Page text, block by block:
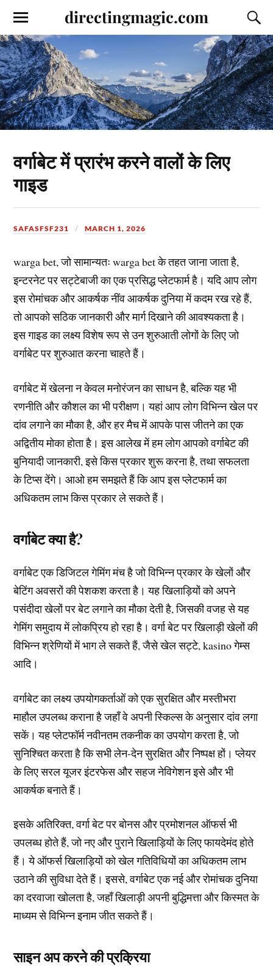
directingmagic.com
वर्गाबेट में प्रारंभ करने वालों के लिए
गाइड
SAFASFSF231 MARCH 1, 2026
warga bet, जो सामान्यतः warga bet के तहत जाना जाता है,
इन्टरनेट पर सट्टेबाजी का एक प्रसिद्ध प्लेटफार्म है। यदि आप लोग
इस रोमांचक और आकर्षक नींव आकर्षक दुनिया में कदम रख रहे हैं,
तो आपको सठिक जानकारी और मार्ग दिखाने की आवश्यकता है।
इस गाइड का लक्ष्य विशेष रूप से उन शुरुआती लोगों के लिए जो
वर्गाबेट पर शुरुआत करना चाहते हैं।
वर्गाबेट में खेलना न केवल मनोरंजन का साधन है, बल्कि यह भी
रणनीति और कौशल का भी परीक्षण। यहां आप लोग विभिन्न खेल पर
दांव लगाने का मौका है, और हर मैच में आपके पास जीतने का एक
अद्वितीय मोका होता है। इस आलेख में हम लोग आपको वर्गाबेट की
बुनियादी जानकारी, इसे किस प्रकार शुरू करना है, तथा सफलता
के टिप्स देंगे। आओ हम समझते हैं कि आप इस प्लेटफार्म का
अधिकतम लाभ किस प्रकार ले सकते हैं।
वर्गाबेट क्या है?
वर्गाबेट एक डिजिटल गेमिंग मंच है जो विभिन्न प्रकार के खेलों और
बेटिंग अवसरों की पेशकश करता है। यह खिलाड़ियों को अपने
पसंदीदा खेलों पर बेट लगाने का मौका देती है, जिसकी वजह से यह
गेमिंग समुदाय में लोकप्रिय हो रहा है। वर्गा बेट पर खिलाड़ी खेलों की
विभिन्न श्रेणियों में भाग ले सकते हैं, जैसे खेल सट्टे, kasino गेम्स
आदि।
वर्गाबेट का लक्ष्य उपयोगकर्ताओं को एक सुरक्षित और मस्तीभरा
माहौल उपलब्ध कराना है जहाँ वे अपनी स्किल्स के अनुसार दांव लगा
सकें। यह प्लेटफॉर्म नवीनतम तकनीक का उपयोग करता है, जो
सुनिश्चित करता है कि सभी लेन-देन सुरक्षित और निष्पक्ष हों। प्लेयर
के लिए सरल यूजर इंटरफेस और सहज नेविगेशन इसे और भी
आकर्षक बनाते हैं।
इसके अतिरिक्त, वर्गा बेट पर बोनस और प्रमोशनल ऑफर्स भी
उपलब्ध होते हैं, जो नए और पुराने खिलाड़ियों के लिए फायदेमंद होते
हैं। ये ऑफर्स खिलाड़ियों को खेल गतिविधियों का अधिकतम लाभ
उठाने की सुविधा देते हैं। इससे, वर्गाबेट एक नई और रोमांचक दुनिया
का दरवाजा खोलता है, जहाँ खिलाड़ी अपनी बुद्धिमत्ता और किस्मत के
माध्यम से विभिन्न इनाम जीत सकते हैं।
साइन अप करने की प्रक्रिया